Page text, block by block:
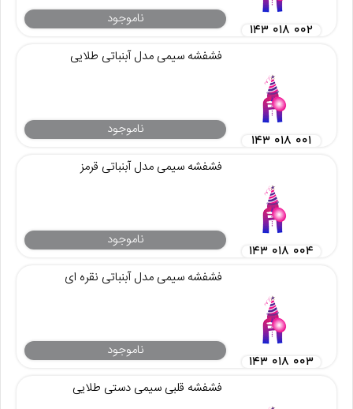
ناموجود
۱۴۳ ۰۱۸ ۰۰۲
فشفشه سیمی مدل آبنباتی طلایی
ناموجود
۱۴۳ ۰۱۸ ۰۰۱
فشفشه سیمی مدل آبنباتی قرمز
ناموجود
۱۴۳ ۰۱۸ ۰۰۴
فشفشه سیمی مدل آبنباتی نقره ای
ناموجود
۱۴۳ ۰۱۸ ۰۰۳
فشفشه قلبی سیمی دستی طلایی